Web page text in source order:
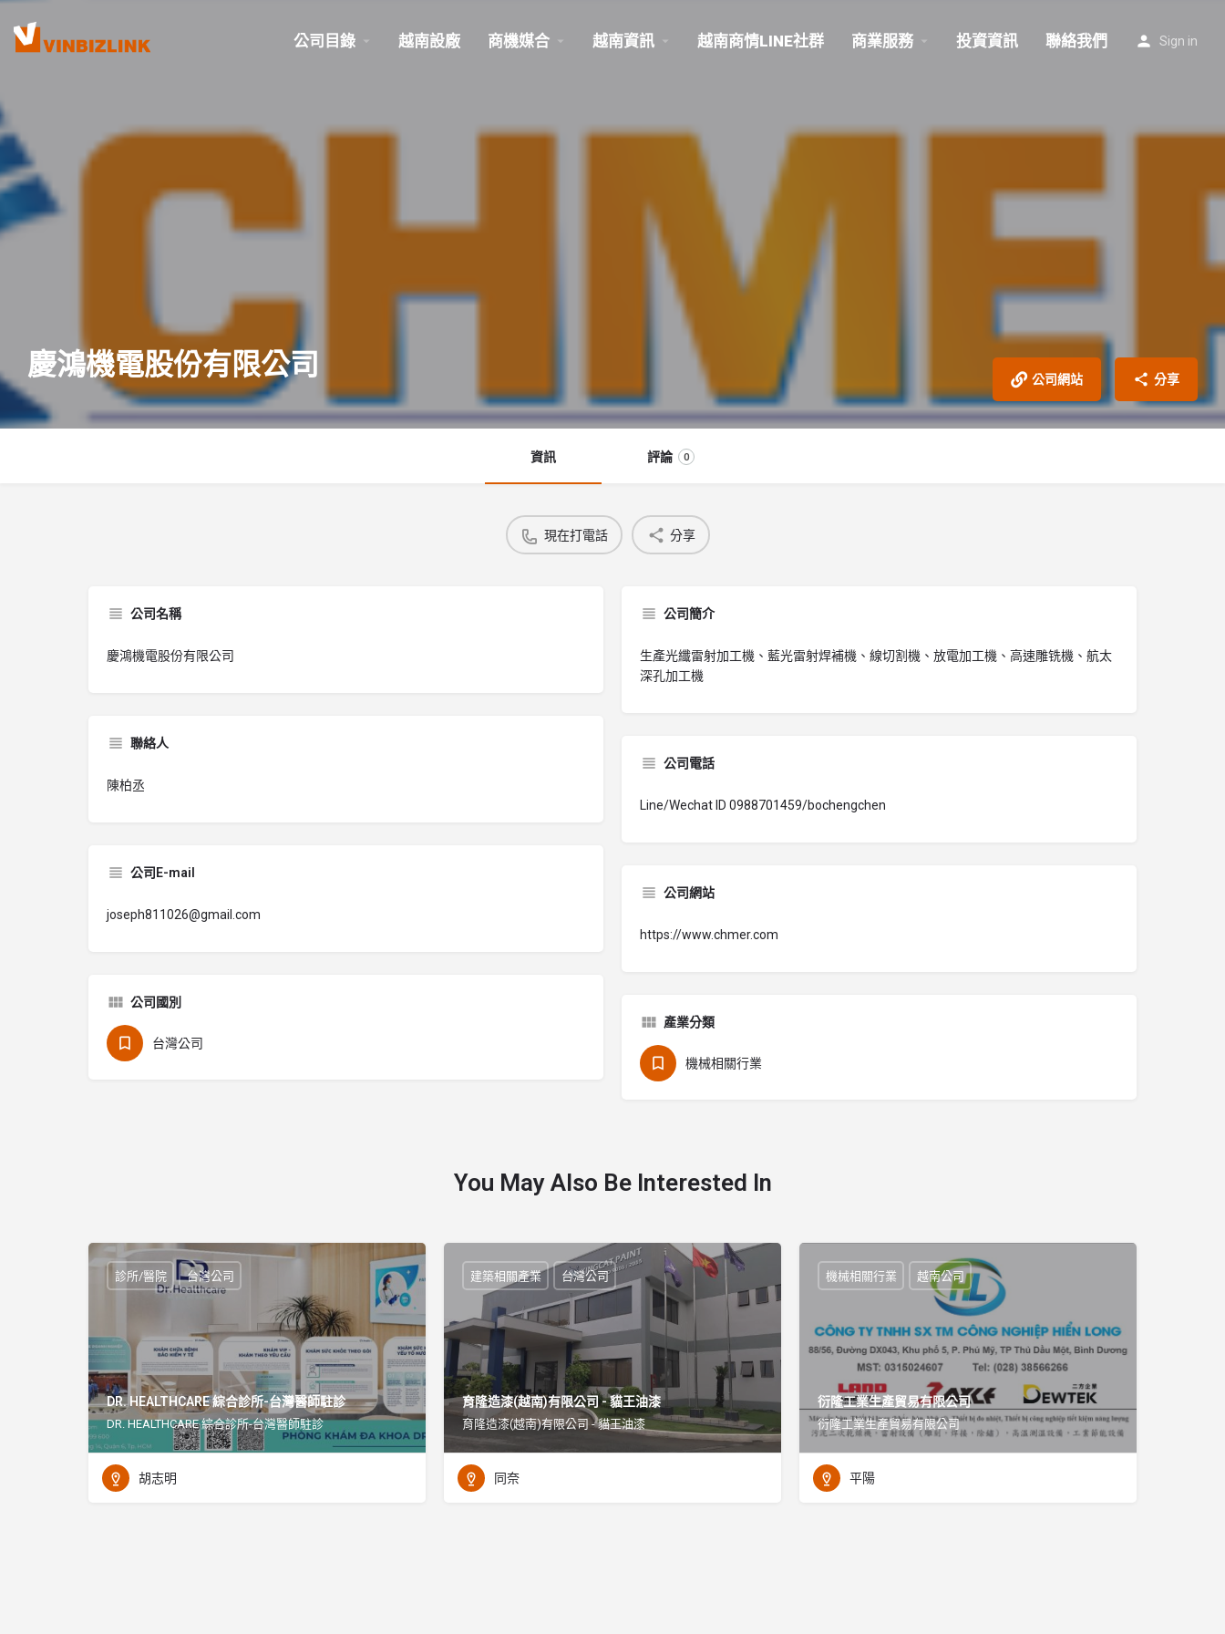
公司目錄 越南設廠 商機媒合 越南資訊 越南商情LINE社群 商業服務 投資資訊 聯絡我們 Sign in
慶鴻機電股份有限公司 公司網站 分享
資訊 評論 0
現在打電話 分享
公司名稱
慶鴻機電股份有限公司
公司簡介
生產光纖雷射加工機、藍光雷射焊補機、線切割機、放電加工機、高速雕铣機、航太
深孔加工機
聯絡人
陳柏丞
公司電話
Line/Wechat ID 0988701459/bochengchen
公司E-mail
joseph811026@gmail.com
公司網站
https://www.chmer.com
公司國別
台灣公司
產業分類
機械相關行業
You May Also Be Interested In
DR. HEALTHCARE 綜合診所-台灣醫師駐診
DR. HEALTHCARE 綜合診所-台灣醫師駐診
診所/醫院 台灣公司
胡志明
育隆造漆(越南)有限公司 - 貓王油漆
育隆造漆(越南)有限公司 - 貓王油漆
建築相關產業 台灣公司
同奈
衍隆工業生產貿易有限公司
衍隆工業生產貿易有限公司
機械相關行業 越南公司
平陽